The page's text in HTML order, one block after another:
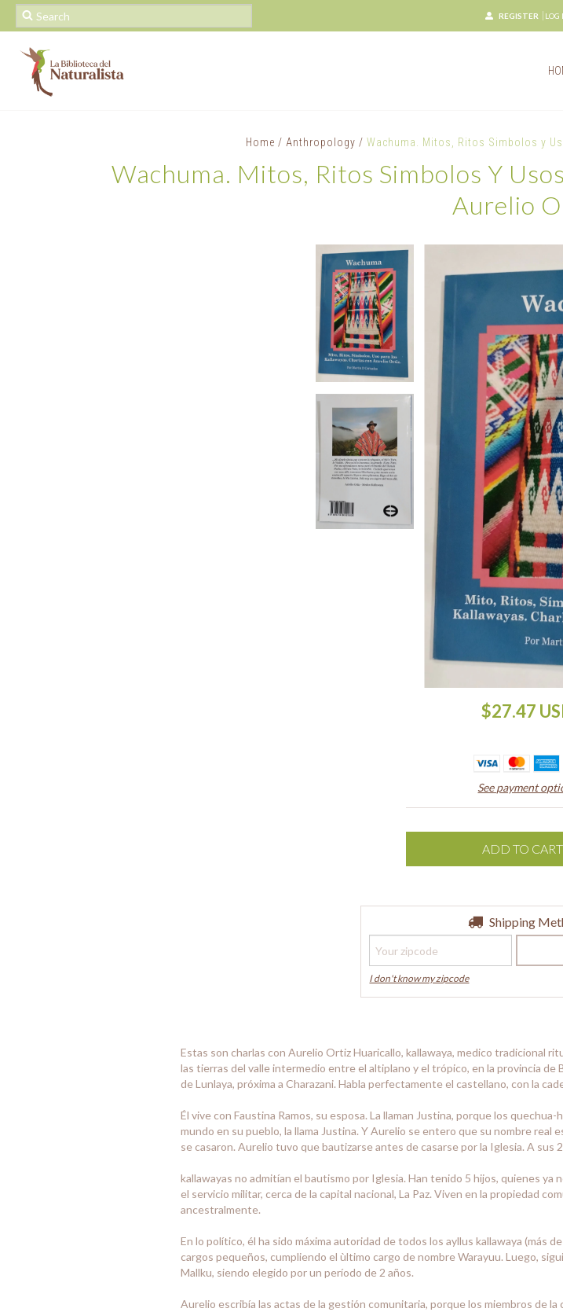
REGISTER LOG
Home / Anthropology / Wachuma. Mitos, Ritos Simbolos y
Wachuma. Mitos, Ritos Simbolos Y
Aurelio
$27.47
See payment
Shipping for zipcode: Shipping
I don't know my zipcode
Estas son charlas con Aurelio Ortiz Huaricallo, kallawaya, medico
las tierras del valle intermedio entre el altiplano y el trópico, en la provincia
de Lunlaya, próxima a Charazani. Habla perfectamente el castellano, con la
Él vive con Faustina Ramos, su esposa. La llaman Justina, porque los quechua-
mundo en su pueblo, la llama Justina. Y Aurelio se entero que su nombre real
se casaron. Aurelio tuvo que bautizarse antes de casarse por la Iglesia. A sus
kallawayas no admitían el bautismo por Iglesia. Han tenido 5 hijos, quienes ya
el servicio militar, cerca de la capital nacional, La Paz. Viven en la propiedad
ancestralmente.
En lo político, él ha sido máxima autoridad de todos los ayllus kallawaya (más
cargos pequeños, cumpliendo el ùltimo cargo de nombre Warayuu. Luego,
Mallku, siendo elegido por un período de 2 años.
Aurelio escribía las actas de la gestión comunitaria, porque los miembros de